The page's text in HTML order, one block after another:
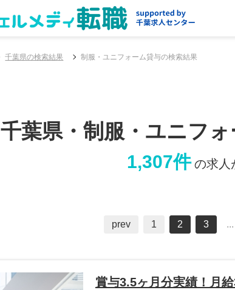
千葉県の検索結果 制服・ユニフォーム貸与の検索結果
千葉県・制服・ユニフ
1,307件 の求人
prev 1 2 3 ...
賞与3.5ヶ月分実績！月